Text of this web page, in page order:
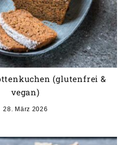
(glutenfrei &
vegan)
28. März 2026